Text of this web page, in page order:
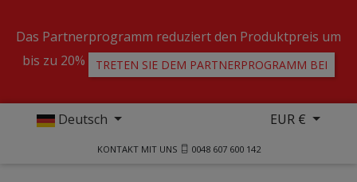
Das Partnerprogramm reduziert den Produktpreis um
bis zu 20%
TRETEN SIE DEM PARTNERPROGRAMM BEI
Deutsch EUR €
KONTAKT MIT UNS 0048 607 600 142